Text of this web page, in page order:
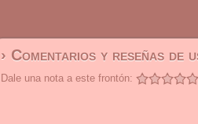
› Comentarios y reseñas de
Dale una nota a este frontón: